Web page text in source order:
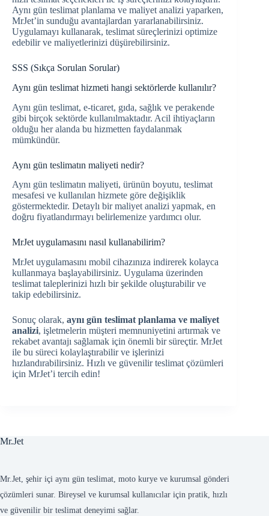
Aynı gün teslimat planlama ve maliyet analizi yaparken,
MrJet’in sunduğu avantajlardan yararlanabilirsiniz.
Uygulamayı kullanarak, teslimat süreçlerinizi optimize
edebilir ve maliyetlerinizi düşürebilirsiniz.
SSS (Sıkça Sorulan Sorular)
Aynı gün teslimat hizmeti hangi sektörlerde kullanılır?
Aynı gün teslimat, e-ticaret, gıda, sağlık ve perakende
gibi birçok sektörde kullanılmaktadır. Acil ihtiyaçların
olduğu her alanda bu hizmetten faydalanmak
mümkündür.
Aynı gün teslimatın maliyeti nedir?
Aynı gün teslimatın maliyeti, ürünün boyutu, teslimat
mesafesi ve kullanılan hizmete göre değişiklik
göstermektedir. Detaylı bir maliyet analizi yapmak, en
doğru fiyatlandırmayı belirlemenize yardımcı olur.
MrJet uygulamasını nasıl kullanabilirim?
MrJet uygulamasını mobil cihazınıza indirerek kolayca
kullanmaya başlayabilirsiniz. Uygulama üzerinden
teslimat taleplerinizi hızlı bir şekilde oluşturabilir ve
takip edebilirsiniz.
Sonuç olarak, aynı gün teslimat planlama ve maliyet
analizi, işletmelerin müşteri memnuniyetini artırmak ve
rekabet avantajı sağlamak için önemli bir süreçtir. MrJet
ile bu süreci kolaylaştırabilir ve işlerinizi
hızlandırabilirsiniz. Hızlı ve güvenilir teslimat çözümleri
için MrJet’i tercih edin!
Mr.Jet
Mr.Jet, şehir içi aynı gün teslimat, moto kurye ve kurumsal gönderi
çözümleri sunar. Bireysel ve kurumsal kullanıcılar için pratik, hızlı
ve güvenilir bir teslimat deneyimi sağlar.